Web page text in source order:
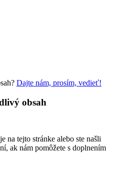
Dajte nám, prosím, vedieť!
obsah
na tejto stránke alebo ste našli
ak nám pomôžete s doplnením